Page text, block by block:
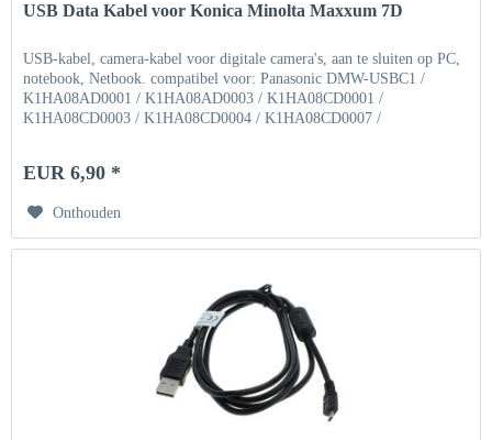
USB Data Kabel voor Konica Minolta Maxxum 7D
USB-kabel, camera-kabel voor digitale camera's, aan te sluiten op PC,
notebook, Netbook. compatibel voor: Panasonic DMW-USBC1 /
K1HA08AD0001 / K1HA08AD0003 / K1HA08CD0001 /
K1HA08CD0003 / K1HA08CD0004 / K1HA08CD0007 /
EUR 6,90 *
Onthouden